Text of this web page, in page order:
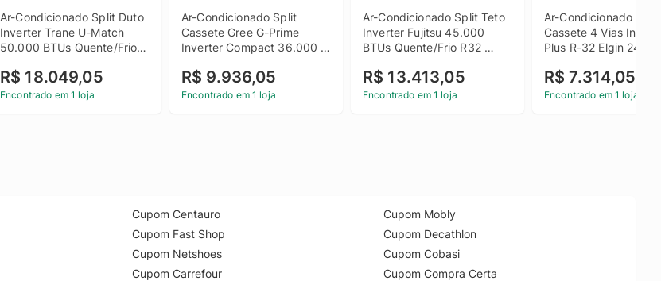
Ar-Condicionado Split Duto
Inverter Trane U-Match
50.000 BTUs Quente/Frio
R$ 18.049,05
Encontrado em 1 loja
Ar-Condicionado Split
Cassete Gree G-Prime
Inverter Compact 36.000
Monofásico
R$ 9.936,05
Encontrado em 1 loja
Ar-Condicionado Split Teto
Inverter Fujitsu 45.000
BTUs Quente/Frio R32
R$ 13.413,05
Encontrado em 1 loja
Ar-Condicionado Split
Cassete 4 Vias
Plus R-32 Elgin
Monofásico
R$ 7.314,05
Encontrado em 1 loja
Cupom Centauro
Cupom Fast Shop
Cupom Netshoes
Cupom Carrefour
Cupom Mobly
Cupom Decathlon
Cupom Cobasi
Cupom Compra Certa